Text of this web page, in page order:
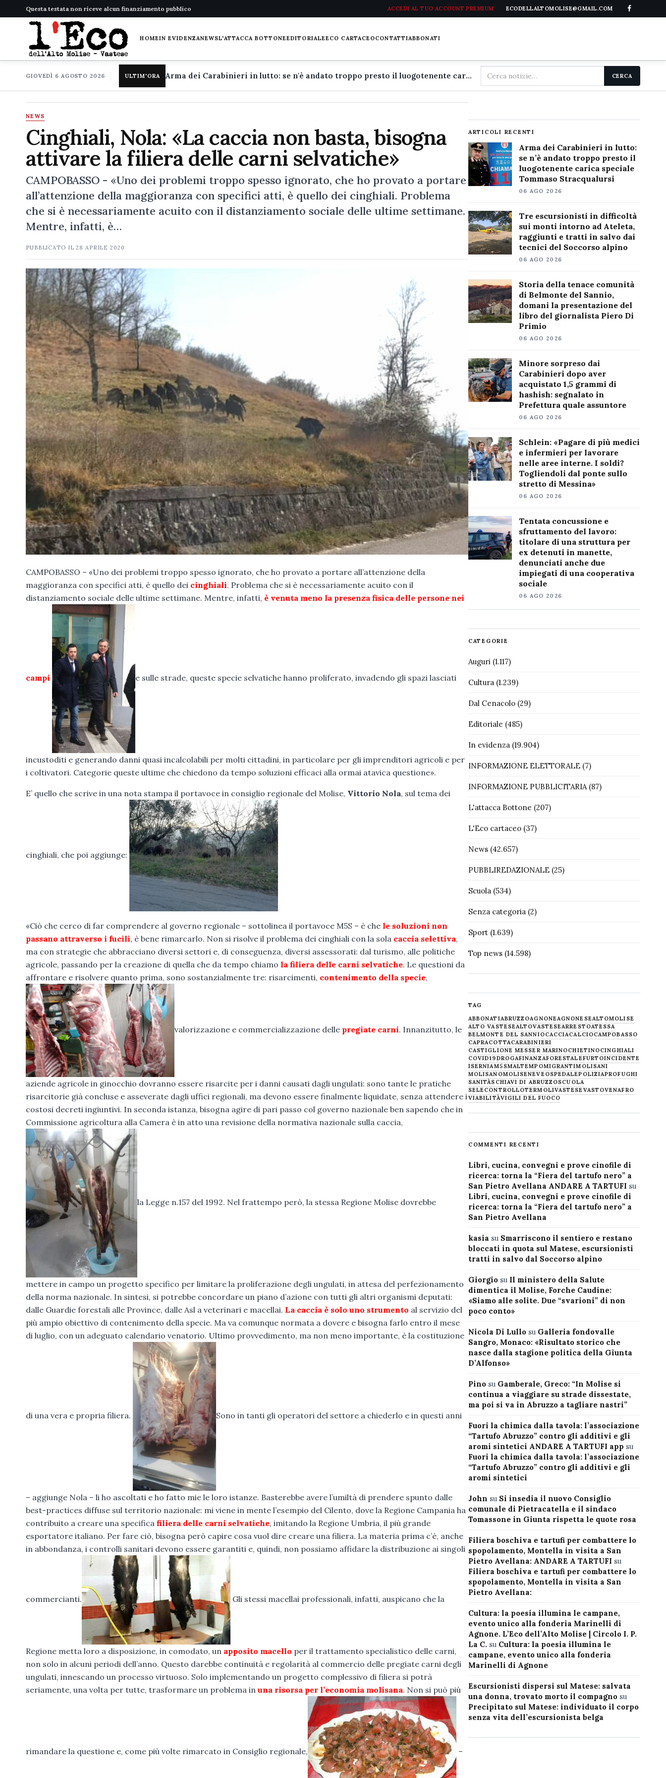
Questa testata non riceve alcun finanziamento pubblico ACCEDI AL TUO ACCOUNT PREMIUM ECODELLALTOMOLISE@GMAIL.COM
HOMEIN EVIDENZANEWSL'ATTACCA BOTTONEEDITORIALEECO CARTACEOCONTATTIABBONATI
GIOVEDÌ 6 AGOSTO 2026 ULTIM'ORA Arma dei Carabinieri in lutto: se n'è andato troppo presto il luogotenente carica speciale Tommaso Stracqualursi
Cerca
nel
CERCA
NEWS
Cinghiali, Nola: «La caccia non basta, bisogna
attivare la filiera delle carni selvatiche»
CAMPOBASSO - «Uno dei problemi troppo spesso ignorato, che ho provato a portare
all’attenzione della maggioranza con specifici atti, è quello dei cinghiali. Problema
che si è necessariamente acuito con il distanziamento sociale delle ultime settimane.
Mentre, infatti, è…
PUBBLICATO IL28 APRILE 2020
CAMPOBASSO – «Uno dei problemi troppo spesso ignorato, che ho provato a portare all’attenzione della
maggioranza con specifici atti, è quello dei cinghiali. Problema che si è necessariamente acuito con il
distanziamento sociale delle ultime settimane. Mentre, infatti, è venuta meno la presenza fisica delle persone nei
campi e sulle strade, queste specie selvatiche hanno proliferato, invadendo gli spazi lasciati
incustoditi e generando danni quasi incalcolabili per molti cittadini, in particolare per gli imprenditori agricoli e per
i coltivatori. Categorie queste ultime che chiedono da tempo soluzioni efficaci alla ormai atavica questione».
E’ quello che scrive in una nota stampa il portavoce in consiglio regionale del Molise, Vittorio Nola, sul tema dei
cinghiali, che poi aggiunge:
«Ciò che cerco di far comprendere al governo regionale – sottolinea il portavoce M5S – è che le soluzioni non
passano attraverso i fucili, è bene rimarcarlo. Non si risolve il problema dei cinghiali con la sola caccia selettiva,
ma con strategie che abbracciano diversi settori e, di conseguenza, diversi assessorati: dal turismo, alle politiche
agricole, passando per la creazione di quella che da tempo chiamo la filiera delle carni selvatiche. Le questioni da
affrontare e risolvere quanto prima, sono sostanzialmente tre: risarcimenti, contenimento della specie,
valorizzazione e commercializzazione delle pregiate carni. Innanzitutto, le
aziende agricole in ginocchio dovranno essere risarcite per i danni causati dagli ungulati: sono tante le pratiche
risarcitorie già concluse e asseverate dagli uffici regionali, ma devono essere finalmente liquidate, senza attendere i
costosi decreti ingiuntivi. In seconda istanza, bisogna agire di pari passo col governo nazionale ben sapendo che in
Commissione agricoltura alla Camera è in atto una revisione della normativa nazionale sulla caccia,
la Legge n.157 del 1992. Nel frattempo però, la stessa Regione Molise dovrebbe
mettere in campo un progetto specifico per limitare la proliferazione degli ungulati, in attesa del perfezionamento
della norma nazionale. In sintesi, si potrebbe concordare un piano d’azione con tutti gli altri organismi deputati:
dalle Guardie forestali alle Province, dalle Asl a veterinari e macellai. La caccia è solo uno strumento al servizio del
più ampio obiettivo di contenimento della specie. Ma va comunque normata a dovere e bisogna farlo entro il mese
di luglio, con un adeguato calendario venatorio. Ultimo provvedimento, ma non meno importante, è la costituzione
di una vera e propria filiera. Sono in tanti gli operatori del settore a chiederlo e in questi anni
– aggiunge Nola – li ho ascoltati e ho fatto mie le loro istanze. Basterebbe avere l’umiltà di prendere spunto dalle
best-practices diffuse sul territorio nazionale: mi viene in mente l’esempio del Cilento, dove la Regione Campania ha
contribuito a creare una specifica filiera delle carni selvatiche, imitando la Regione Umbria, il più grande
esportatore italiano. Per fare ciò, bisogna però capire cosa vuol dire creare una filiera. La materia prima c’è, anche
in abbondanza, i controlli sanitari devono essere garantiti e, quindi, non possiamo affidare la distribuzione ai singoli
commercianti. Gli stessi macellai professionali, infatti, auspicano che la
Regione metta loro a disposizione, in comodato, un apposito macello per il trattamento specialistico delle carni,
non solo in alcuni periodi dell’anno. Questo darebbe continuità e regolarità al commercio delle pregiate carni degli
ungulati, innescando un processo virtuoso. Solo implementando un progetto complessivo di filiera si potrà
seriamente, una volta per tutte, trasformare un problema inuna risorsa per l’economia molisana. Non si può più
rimandare la questione e, come più volte rimarcato in Consiglio regionale, –
ARTICOLI RECENTI
Arma dei Carabinieri in lutto:
se n’è andato troppo presto il
luogotenente carica speciale
Tommaso Stracqualursi
06 AGO 2026
Tre escursionisti in difficoltà
sui monti intorno ad Ateleta,
raggiunti e tratti in salvo dai
tecnici del Soccorso alpino
06 AGO 2026
Storia della tenace comunità
di Belmonte del Sannio,
domani la presentazione del
libro del giornalista Piero Di
Primio
06 AGO 2026
Minore sorpreso dai
Carabinieri dopo aver
acquistato 1,5 grammi di
hashish: segnalato in
Prefettura quale assuntore
06 AGO 2026
Schlein: «Pagare di più medici
e infermieri per lavorare
nelle aree interne. I soldi?
Togliendoli dal ponte sullo
stretto di Messina»
06 AGO 2026
Tentata concussione e
sfruttamento del lavoro:
titolare di una struttura per
ex detenuti in manette,
denunciati anche due
impiegati di una cooperativa
sociale
06 AGO 2026
CATEGORIE
Auguri(1.117)
Cultura(1.239)
Dal Cenacolo(29)
Editoriale (485)
In evidenza(19.904)
INFORMAZIONE ELETTORALE(7)
INFORMAZIONE PUBBLICITARIA(87)
L'attacca Bottone (207)
L'Eco cartaceo(37)
News(42.657)
PUBBLIREDAZIONALE(25)
Scuola(534)
Senza categoria(2)
Sport(1.639)
Top news(14.598)
TAG
ABBONATIABRUZZOAGNONEAGNONESEALTOMOLISE
ALTO VASTESEALTOVASTESEARRESTOATESSA
BELMONTE DEL SANNIOCACCIACALCIOCAMPOBASSO
CAPRACOTTACARABINIERI
CASTIGLIONE MESSER MARINOCHIETINOCINGHIALI
COVID19DROGAFINANZAFORESTALEFURTOINCIDENTE
ISERNIAM5SMALTEMPOMIGRANTIMOLISANI
MOLISANOMOLISENEVE OSPEDALEPOLIZIAPROFUGHI
SANITÀSCHIAVI DI ABRUZZOSCUOLA
SELECONTROLLOTERMOLIVASTESE VASTOVENAFRO
VIABILITÀVIGILI DEL FUOCO
COMMENTI RECENTI
Libri, cucina, convegni e prove cinofile di
ricerca: torna la “Fiera del tartufo nero” a
San Pietro Avellana ANDARE A TARTUFI su
Libri, cucina, convegni e prove cinofile di
ricerca: torna la “Fiera del tartufo nero” a
San Pietro Avellana
kasia su Smarriscono il sentiero e restano
bloccati in quota sul Matese, escursionisti
tratti in salvo dal Soccorso alpino
Giorgiosu Il ministero della Salute
dimentica il Molise, Forche Caudine:
«Siamo alle solite. Due “svarioni” di non
poco conto»
Nicola Di Lullosu Galleria fondovalle
Sangro, Monaco: «Risultato storico che
nasce dalla stagione politica della Giunta
D’Alfonso»
Pinosu Gamberale, Greco: “In Molise si
continua a viaggiare su strade dissestate,
ma poi si va in Abruzzo a tagliare nastri”
Fuori la chimica dalla tavola: l’associazione
“Tartufo Abruzzo” contro gli additivi e gli
aromi sintetici ANDARE A TARTUFI app su
Fuori la chimica dalla tavola: l’associazione
“Tartufo Abruzzo” contro gli additivi e gli
aromi sintetici
John su Si insedia il nuovo Consiglio
comunale di Pietracatella e il sindaco
Tomassone in Giunta rispetta le quote rosa
Filiera boschiva e tartufi per combattere lo
spopolamento, Montella in visita a San
Pietro Avellana: ANDARE A TARTUFI su
Filiera boschiva e tartufi per combattere lo
spopolamento, Montella in visita a San
Pietro Avellana:
Cultura: la poesia illumina le campane,
evento unico alla fonderia Marinelli di
Agnone. L’Eco dell’Alto Molise | Circolo I. P.
La C. su Cultura: la poesia illumina le
campane, evento unico alla fonderia
Marinelli di Agnone
Escursionisti dispersi sul Matese: salvata
una donna, trovato morto il compagnosu
Precipitato sul Matese: individuato il corpo
senza vita dell’escursionista belga